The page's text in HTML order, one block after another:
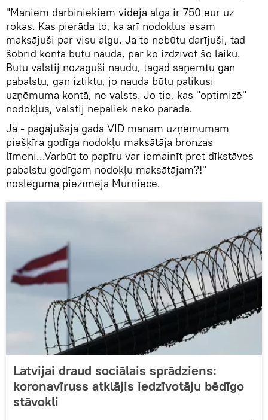
"Maniem darbiniekiem vidējā alga ir 750 eur uz
rokas. Kas pierāda to, ka arī nodokļus esam
maksājuši par visu algu. Ja to nebūtu darījuši, tad
šobrīd kontā būtu nauda, par ko izdzīvot šo laiku.
Būtu valstij nozaguši naudu, tagad saņemtu gan
pabalstu, gan iztiktu, jo nauda būtu palikusi
uzņēmuma kontā, ne valsts. Jo tie, kas "optimizē"
nodokļus, valstij nepaliek neko parādā.
Jā - pagājušajā gadā VID manam uzņēmumam
piešķīra godīga nodokļu maksātāja bronzas
līmeni...Varbūt to papīru var iemainīt pret dīkstāves
pabalstu godīgam nodokļu maksātājam?!"
noslēgumā piezīmēja Mūrniece.
Latvijai draud sociālais sprādziens:
koronavīruss atklājis iedzīvotāju bēdīgo
stāvokli